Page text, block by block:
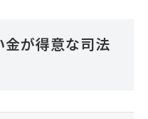
金が得意な司法